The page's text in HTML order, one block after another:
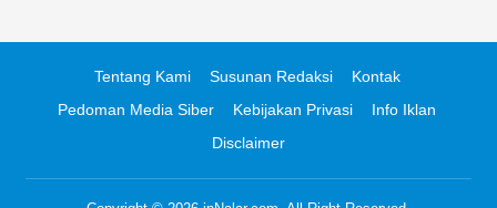
Tentang Kami Susunan Redaksi
Kontak
Pedoman Media Siber
Kebijakan Privasi
Info Iklan
Disclaimer